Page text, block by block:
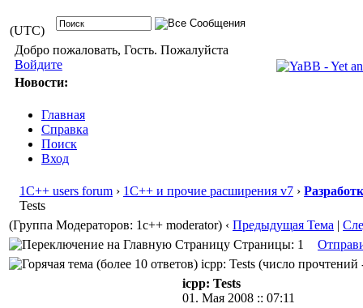
(UTC)
Добро пожаловать, Гость. Пожалуйста
Войдите
Новости:
Главная
Справка
Поиск
Вход
1С++ users forum › 1С++ и прочие расширения v7 ›
Tests
(Группа Модераторов: 1c++ moderator) ‹ Предыдущая Тема |
Страницы: 1
icpp: Tests (число прочтений
icpp: Tests
01. Мая 2008 :: 07:11